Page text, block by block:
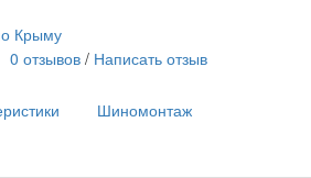
Крыму
0 отзывов / Написать отзыв
Шиномонтаж